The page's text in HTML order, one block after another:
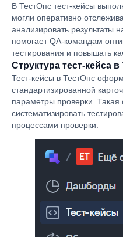
В ТестОпс тест-кейсы
могли оперативно
анализировать результаты
помогает QA-командам
тестирования и повышать
Структура тест-кейса
Тест-кейсы в ТестОпс
стандартизированной
параметры проверки. Такая
систематизировать
процессами проверки.